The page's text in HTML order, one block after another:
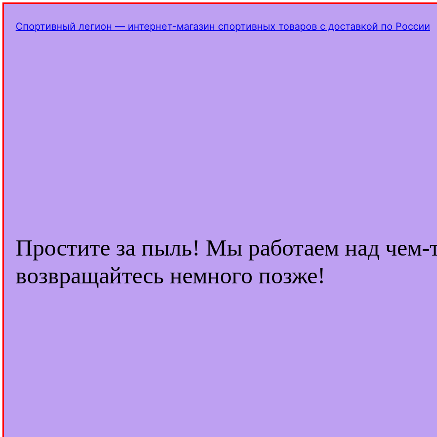
Спортивный легион — интернет-магазин спортивных товаров с доставкой по России
Простите за пыль! Мы работаем над
возвращайтесь немного позже!